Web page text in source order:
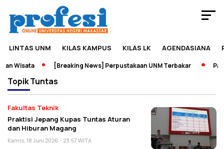
LINTAS UNM KILAS KAMPUS KILAS LK AGENDASIANA
Wisata [Breaking News] Perpustakaan UNM Terbakar
TopikTuntas
Fakultas Teknik
Praktisi Jepang Kupas Tuntas Aturan
dan Hiburan Magang
Kamis, 18 Juni 2026 - 23:57 WITA